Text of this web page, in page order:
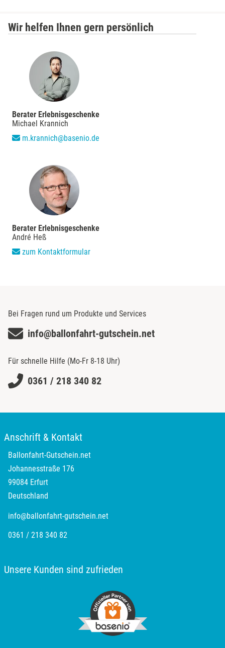
Wir helfen Ihnen gern persönlich
Berater Erlebnisgeschenke
Michael Krannich
m.krannich@basenio.de
Berater Erlebnisgeschenke
André Heß
zum Kontaktformular
Bei Fragen rund um Produkte und Services
info@ballonfahrt-gutschein.net
Für schnelle Hilfe (Mo-Fr 8-18 Uhr)
0361 / 218 340 82
Anschrift & Kontakt
Ballonfahrt-Gutschein.net
Johannesstraße 176
99084 Erfurt
Deutschland
info@ballonfahrt-gutschein.net
0361 / 218 340 82
Unsere Kunden sind zufrieden